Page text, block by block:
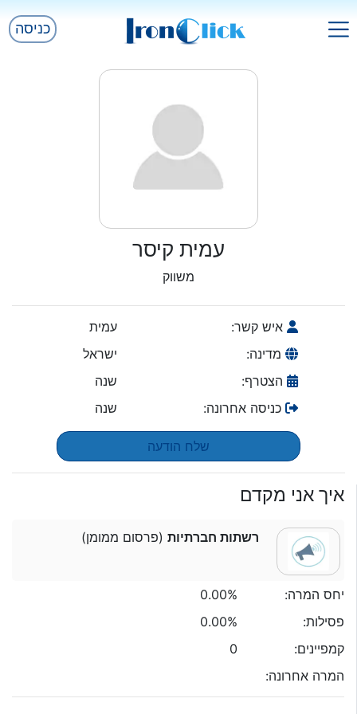
כניסה
עמית קיסר
משווק
איש קשר:
עמית
מדינה:
ישראל
הצטרף:
שנה
כניסה אחרונה:
שנה
שלח הודעה
איך אני מקדם
רשתות חברתיות(פרסום ממומן)
יחס המרה:
0.00%
פסילות:
0.00%
קמפיינים:
0
המרה אחרונה: